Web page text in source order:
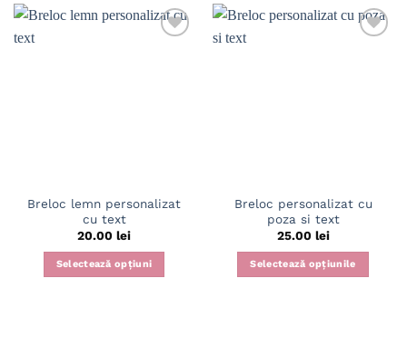
Breloc lemn personalizat
cu text
20.00 lei
Selectează opțiuni
Breloc personalizat cu
poza si text
25.00 lei
Selectează opțiunile